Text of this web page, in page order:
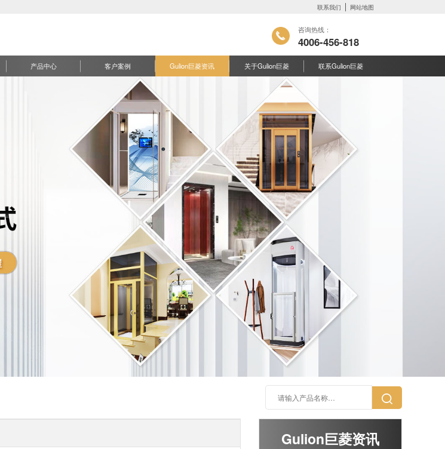
联系我们 网站地图
咨询热线：
4006-456-818
产品中心 客户案例 Gulion巨菱资讯 关于Gulion巨菱 联系Gulion巨菱
Gulion巨菱资讯